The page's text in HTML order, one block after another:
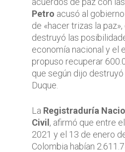
Petro acusó al
de «hacer trizas la paz»,
destruyó las
economía nacional y el
propuso recuperar
que según dijo
Duque.
La Registraduría
Civil , afirmó que entre
2021 y el 13 de enero
Colombia habían